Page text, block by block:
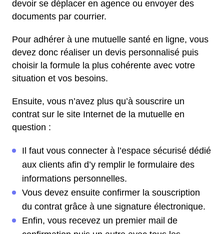
devoir se déplacer en agence ou envoyer des
documents par courrier.
Pour adhérer à une mutuelle santé en ligne, vous
devez donc réaliser un devis personnalisé puis
choisir la formule la plus cohérente avec votre
situation et vos besoins.
Ensuite, vous n’avez plus qu’à souscrire un
contrat sur le site Internet de la mutuelle en
question :
Il faut vous connecter à l’espace sécurisé dédié
aux clients afin d’y remplir le formulaire des
informations personnelles.
Vous devez ensuite confirmer la souscription
du contrat grâce à une signature électronique.
Enfin, vous recevez un premier mail de